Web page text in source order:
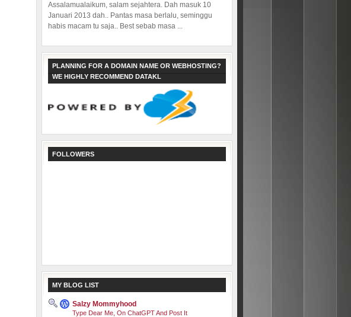
Assalamualaikum, salam sejahtera. Dah masuk 10
Januari 2013 dah.. Pantas masa berlalu, seminggu
habis macam tu saja.. Best sebab masa ...
PLANNING FOR A DOMAIN NAME OR WEBHOSTING?
WE HIGHLY RECOMMEND DATAKL
FOLLOWERS
MY BLOG LIST
Salzy Mommyhood
Type Dear Me, On ChatGPT And Post It